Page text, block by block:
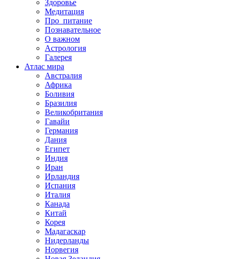
Здоровье
Медитация
Про_питание
Познавательное
О важном
Астрология
Галерея
Атлас мира
Австралия
Африка
Боливия
Бразилия
Великобритания
Гавайи
Германия
Дания
Египет
Индия
Иран
Ирландия
Испания
Италия
Канада
Китай
Корея
Мадагаскар
Нидерланды
Норвегия